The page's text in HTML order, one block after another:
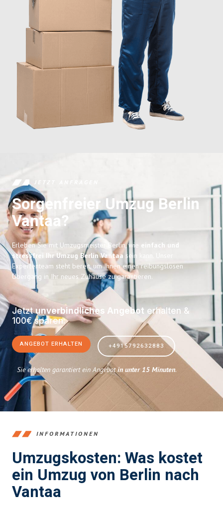
JETZT ANFRAGEN
Sorgenfreier Umzug Berlin
Vantaa?
Erleben Sie mit Umzugsmeister Berlin, wie einfach und
stressfrei Ihr Umzug Berlin Vantaa sein kann. Unser
Expertenteam steht bereit, um Ihnen einen reibungslosen
Übergang in Ihr neues Zuhause zu garantieren.
Jetztunverbindliches Angebot erhalten &
100€ sparen:
ANGEBOT ERHALTEN +4915792632883
Sie erhalten garantiert ein Angebotin unter 15 Minuten.
INFORMATIONEN
Umzugskosten: Was kostet
ein Umzug von Berlin nach
Vantaa